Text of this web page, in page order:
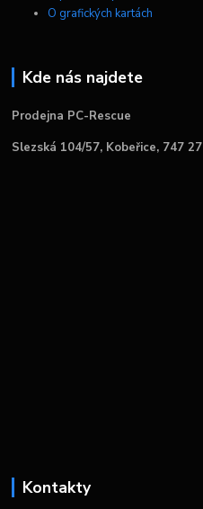
O grafických kartách
Kde nás najdete
Prodejna PC-Rescue
Slezská 104/57, Kobeřice, 747 27
Kontakty